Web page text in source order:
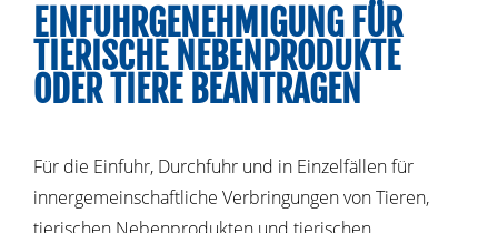
EINFUHRGENEHMIGUNG FÜR
TIERISCHE NEBENPRODUKTE
ODER TIERE BEANTRAGEN
Für die Einfuhr, Durchfuhr und in Einzelfällen für
innergemeinschaftliche Verbringungen von Tieren,